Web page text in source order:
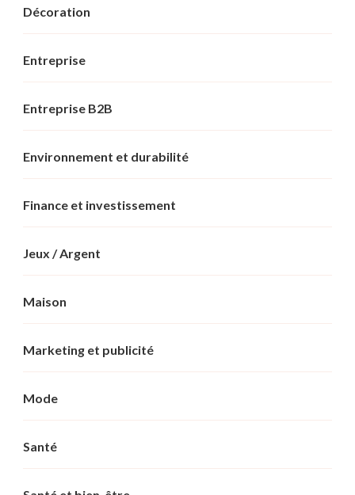
Décoration
Entreprise
Entreprise B2B
Environnement et durabilité
Finance et investissement
Jeux / Argent
Maison
Marketing et publicité
Mode
Santé